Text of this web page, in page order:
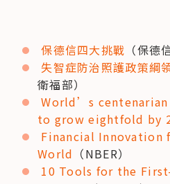
保德信四大挑戰 （保德
失智症防治照護政策綱
衛福部）
World’s
to grow eightfold by
Financial Innovation
World （NBER）
10 Tools for the